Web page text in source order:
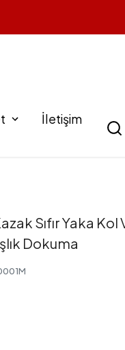
İletişim
Sıfır Yaka Kol
Dokuma